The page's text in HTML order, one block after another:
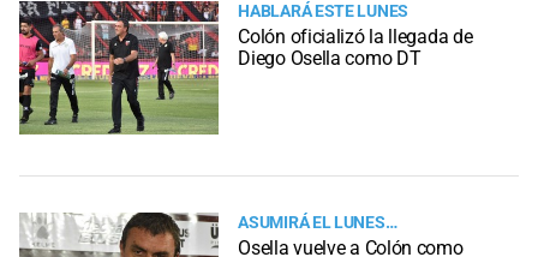
HABLARÁ ESTE LUNES
Colón oficializó la llegada de
Diego Osella como DT
ASUMIRÁ EL LUNES…
Osella vuelve a Colón como